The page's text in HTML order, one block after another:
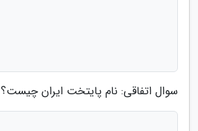
سوال اتفاقی: نام پایتخت ایران چیست؟